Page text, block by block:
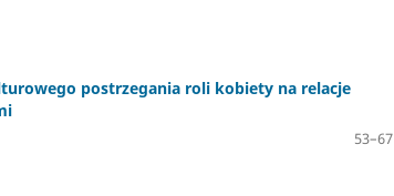
postrzegania roli kobiety na relacje
53–67